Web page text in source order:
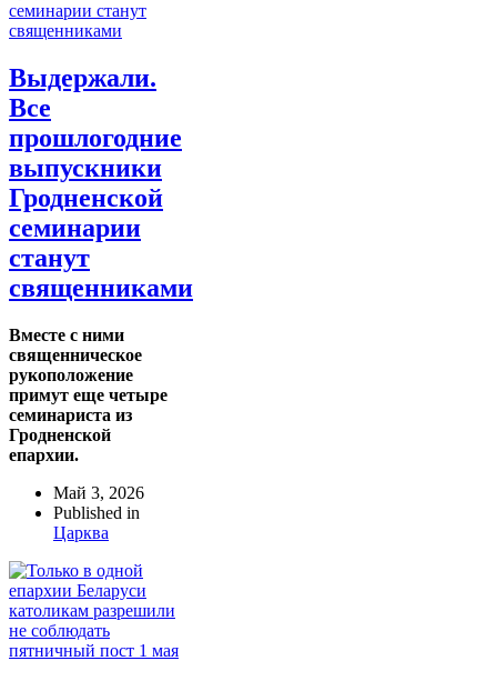
Выдержали.
Все
прошлогодние
выпускники
Гродненской
семинарии
станут
священниками
Вместе с ними
священническое
рукоположение
примут еще четыре
семинариста из
Гродненской
епархии.
Май 3, 2026
Published in
Царква